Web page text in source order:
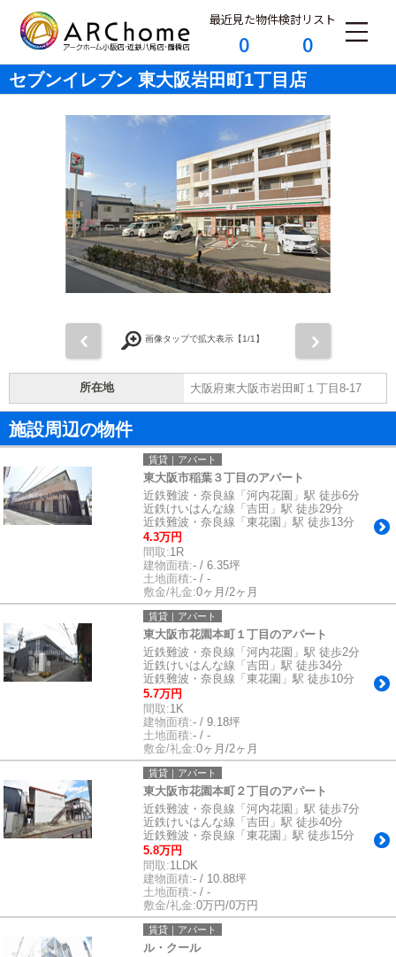
最近見た物件
0
検討リスト
0
セブンイレブン 東大阪岩田町1丁目店
画像タップで拡大表示【1/1】
所在地 大阪府東大阪市岩田町１丁目8-17
施設周辺の物件
賃貸｜アパート
東大阪市稲葉３丁目のアパート
近鉄難波・奈良線「河内花園」駅 徒歩6分
近鉄けいはんな線「吉田」駅 徒歩29分
近鉄難波・奈良線「東花園」駅 徒歩13分
4.3万円
間取:1R
建物面積:- / 6.35坪
土地面積:- / -
敷金/礼金:0ヶ月/2ヶ月
賃貸｜アパート
東大阪市花園本町１丁目のアパート
近鉄難波・奈良線「河内花園」駅 徒歩2分
近鉄けいはんな線「吉田」駅 徒歩34分
近鉄難波・奈良線「東花園」駅 徒歩10分
5.7万円
間取:1K
建物面積:- / 9.18坪
土地面積:- / -
敷金/礼金:0ヶ月/2ヶ月
賃貸｜アパート
東大阪市花園本町２丁目のアパート
近鉄難波・奈良線「河内花園」駅 徒歩7分
近鉄けいはんな線「吉田」駅 徒歩40分
近鉄難波・奈良線「東花園」駅 徒歩15分
5.8万円
間取:1LDK
建物面積:- / 10.88坪
土地面積:- / -
敷金/礼金:0万円/0万円
賃貸｜アパート
ル・クール